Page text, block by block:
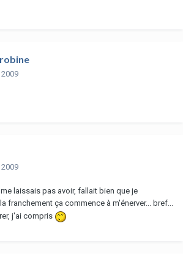
2009
2009
laissais pas avoir, fallait bien que je
la franchement ça commence à m'énerver... bref...
j'ai compris